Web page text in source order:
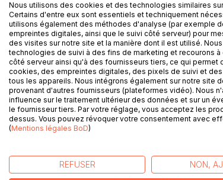
Oeil sur la photographie d'Art
Créer une atmosphère, véhiculer une
laisser une empreinte sur ce qui
Ce livre présente des photographes
perception unique, et au talent
Découvrez une autre approche de la
D’AUTRES
Nous utilisons des cookies et des technologies similaires
Certains d'entre eux sont essentiels et techniquement
utilisons également des méthodes d'analyse (par exemple
empreintes digitales, ainsi que le suivi côté serveur) pour
des visites sur notre site et la manière dont il est utilisé.
technologies de suivi à des fins de marketing et recourons
côté serveur ainsi qu'à des fournisseurs tiers, ce qui permet
cookies, des empreintes digitales, des pixels de suivi et des
tous les appareils. Nous intégrons également sur notre site
provenant d'autres fournisseurs (plateformes vidéo). Nous
influence sur le traitement ultérieur des données et sur un
le fournisseur tiers. Par votre réglage, vous acceptez les
dessus. Vous pouvez révoquer votre consentement avec
(Mentions légales BoD)
REFUSER NON,